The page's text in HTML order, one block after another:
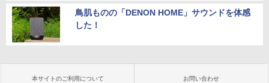
鳥肌ものの「DENON HOME」サウンドを体感
した！
本サイトのご利用について お問い合わせ